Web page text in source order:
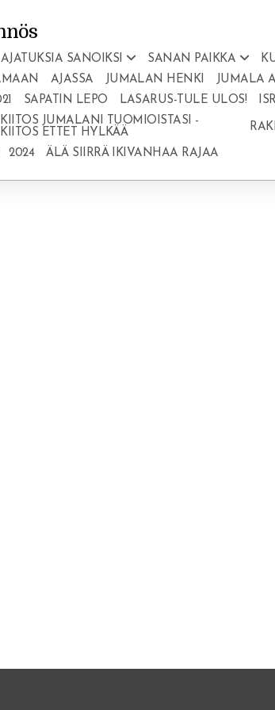
AJATUKSIA SANOIKSI SANAN PAIKKA
AJASSA JUMALAN HENKI
JUMALA
SAPATIN LEPO LASARUS-TULE ULOS!
KIITOS JUMALANI TUOMIOISTASI -
KIITOS ETTET HYLKÄÄ
2024 ÄLÄ SIIRRÄ IKIVANHAA RAJAA